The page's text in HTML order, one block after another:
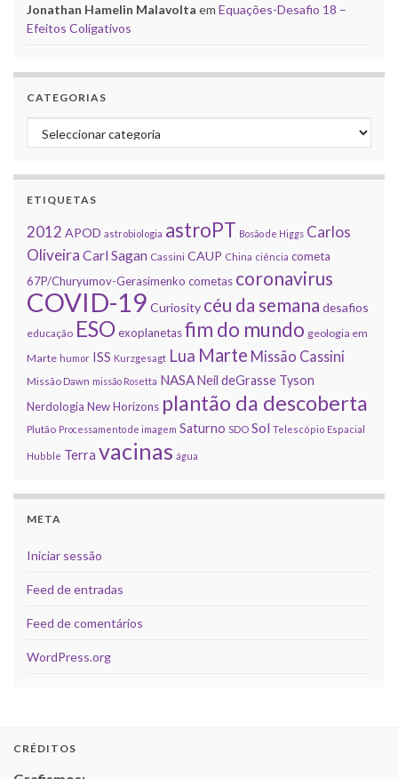
Jonathan Hamelin Malavolta em Equações-Desafio 18 –
Efeitos Coligativos
CATEGORIAS
Categorias
ETIQUETAS
2012 APOD astrobiologia astroPT Bosão de Higgs Carlos
Oliveira Carl Sagan Cassini CAUP China ciência cometa
67P/Churyumov-Gerasimenko cometas coronavirus
COVID-19 Curiosity céu da semana desafios
educação ESOexoplanetasfim do mundo geologia em
Marte humor ISS Kurzgesagt Lua Marte Missão Cassini
Missão Dawn missão Rosetta NASANeil deGrasse Tyson
Nerdologia New Horizons plantão da descoberta
Plutão Processamento de imagem Saturno SDO Sol Telescópio Espacial
Hubble Terra vacinas água
META
Iniciar sessão
Feed de entradas
Feed de comentários
WordPress.org
CRÉDITOS